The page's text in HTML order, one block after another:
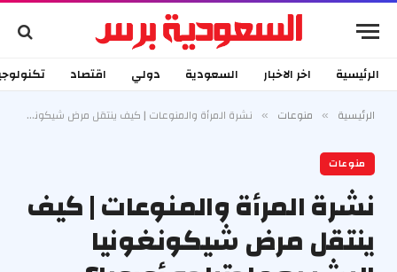
الرئيسية اخر الاخبار السعودية دولي اقتصاد
الرئيسية » منوعات » نشرة المرأة والمنوعات | كيف ينتقل مرض شيكونغونيا البشر بعد اجتياحه أوروبا؟.. مخاطر صحية لعدم غسل ملاءات السرير
منوعات
نشرة المرأة والمنوعات | كيف
ينتقل مرض شيكونغونيا